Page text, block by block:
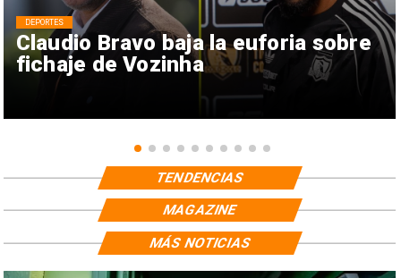
Claudio Bravo baja la euforia sobre
fichaje de Vozinha
DEPORTES
TENDENCIAS
MAGAZINE
MÁS NOTICIAS